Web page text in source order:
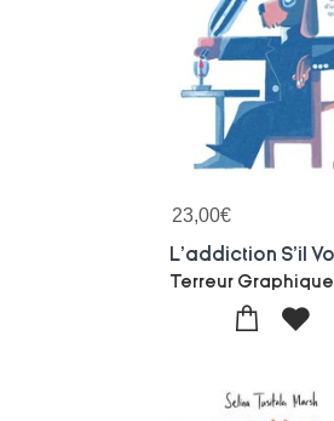
23,00€
Terreur Graphique